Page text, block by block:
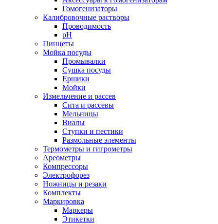
Гомогенизаторы
Калибровочные растворы
Проводимость
pH
Пинцеты
Мойка посуды
Промывалки
Сушка посуды
Ершики
Мойки
Измельчение и рассев
Сита и рассевы
Мельницы
Виалы
Ступки и пестики
Размольные элементы
Термометры и гигрометры
Ареометры
Компрессоры
Электрофорез
Ножницы и резаки
Комплекты
Маркировка
Маркеры
Этикетки